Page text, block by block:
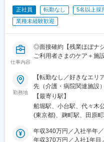
正社員 転勤なし 5名以上採
業種未経験歓迎
仕事内容
◎面接確約【残業ほぼナ
ご利用者さまのケア＋施
勤務地
【転勤なし／好きなエリ
先（介護・病院関連施設
経験なので先輩スタッフ
━━【配属エリア】━━＜
城、福島＜2＞北関東／
岡、岐阜＜6＞関西／大
四国／広島※、岡山※＜8
【最寄り駅】
船堀駅、小台駅、代々木
(東京都)、麹町駅、田原
駅(函館本線)、新道東駅
年収340万円／入社半年
年収370万円／入社1年目